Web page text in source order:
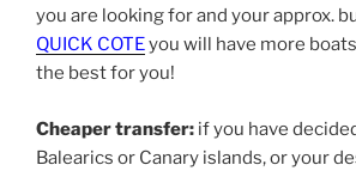
you are looking for and your approx.
QUICK COTEyou will have more
the best for you!
Cheaper transfer: if you have
Balearics or Canary islands, or your